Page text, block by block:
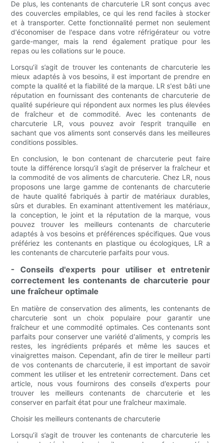
De plus, les contenants de charcuterie LR sont conçus avec
des couvercles empilables, ce qui les rend faciles à stocker
et à transporter. Cette fonctionnalité permet non seulement
d'économiser de l'espace dans votre réfrigérateur ou votre
garde-manger, mais la rend également pratique pour les
repas ou les collations sur le pouce.
Lorsqu’il s’agit de trouver les contenants de charcuterie les
mieux adaptés à vos besoins, il est important de prendre en
compte la qualité et la fiabilité de la marque. LR s'est bâti une
réputation en fournissant des contenants de charcuterie de
qualité supérieure qui répondent aux normes les plus élevées
de fraîcheur et de commodité. Avec les contenants de
charcuterie LR, vous pouvez avoir l’esprit tranquille en
sachant que vos aliments sont conservés dans les meilleures
conditions possibles.
En conclusion, le bon contenant de charcuterie peut faire
toute la différence lorsqu’il s’agit de préserver la fraîcheur et
la commodité de vos aliments de charcuterie. Chez LR, nous
proposons une large gamme de contenants de charcuterie
de haute qualité fabriqués à partir de matériaux durables,
sûrs et durables. En examinant attentivement les matériaux,
la conception, le joint et la réputation de la marque, vous
pouvez trouver les meilleurs contenants de charcuterie
adaptés à vos besoins et préférences spécifiques. Que vous
préfériez les contenants en plastique ou écologiques, LR a
les contenants de charcuterie parfaits pour vous.
- Conseils d'experts pour utiliser et entretenir
correctement les contenants de charcuterie pour
une fraîcheur optimale
En matière de conservation des aliments, les contenants de
charcuterie sont un choix populaire pour garantir une
fraîcheur et une commodité optimales. Ces contenants sont
parfaits pour conserver une variété d'aliments, y compris les
restes, les ingrédients préparés et même les sauces et
vinaigrettes maison. Cependant, afin de tirer le meilleur parti
de vos contenants de charcuterie, il est important de savoir
comment les utiliser et les entretenir correctement. Dans cet
article, nous vous fournirons des conseils d’experts pour
trouver les meilleurs contenants de charcuterie et les
conserver en parfait état pour une fraîcheur maximale.
Choisir les meilleurs contenants de charcuterie
Lorsqu’il s’agit de trouver les contenants de charcuterie les